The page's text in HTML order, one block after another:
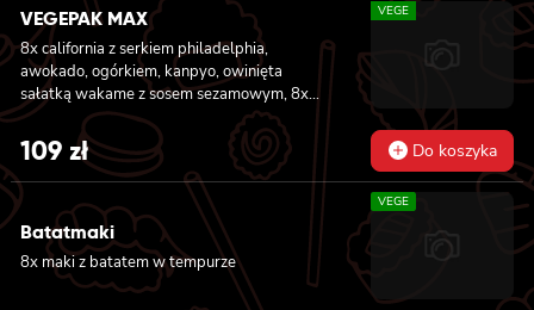
VEGEPAK MAX
8x california z serkiem philadelphia,
awokado, ogórkiem, kanpyo, owinięta
sałatką wakame z sosem sezamowym, 8x
california z serkiem philadelphia, awokado,
jabłkiem, owinięta opalonym cheddarem, z
sosem teriyaki, 8x california z serkiem
philadelphia i mango, owinięta awokado z
sosem teriyaki, 6x futomaki z batatem w
tempurze, serkiem philadelphia, ogórkiem,
kanpyo, sałatą, 6x futomaki z wędzonym
tofu, ogórkiem, oshinko i sałatą, 6x futomaki z
kanpyo i porem w tempurze, ogórkiem,
VEGE
109 zł Do koszyka
Batatmaki
8x maki z batatem w tempurze
VEGE